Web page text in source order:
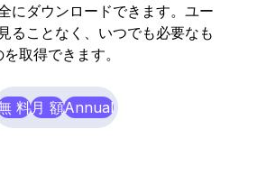
にダウンロードできます。ユー
ることなく、いつでも必要なも
を取得できます。
料月 額Annual